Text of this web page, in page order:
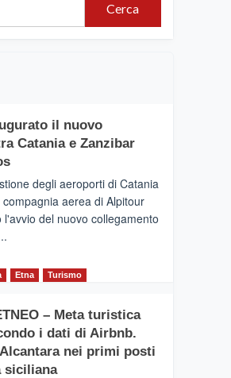
Cerca
il nuovo
Catania e Zanzibar
degli aeroporti di Catania
aerea di Alpitour
del nuovo collegamento
Etna Turismo
– Meta turistica
i dati di Airbnb.
nei primi posti
siciliana